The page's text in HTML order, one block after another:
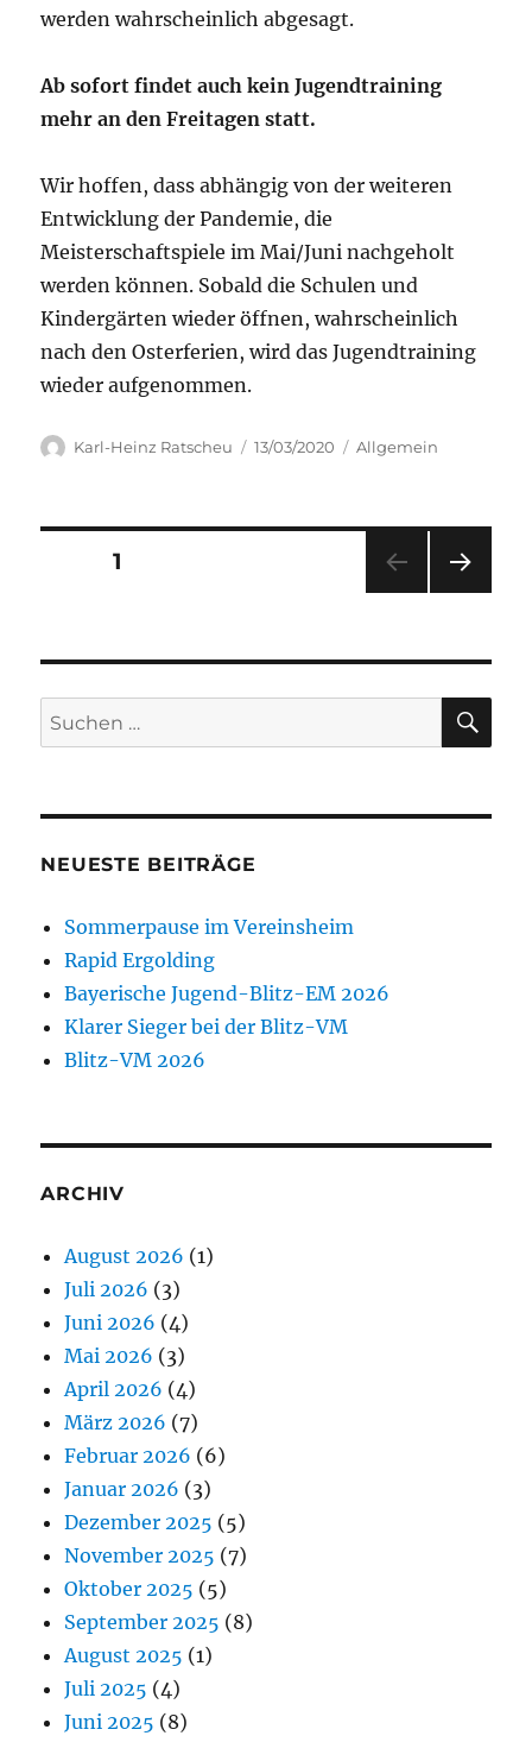
werden wahrscheinlich abgesagt.
Ab sofort findet auch kein Jugendtraining
mehr an den Freitagen statt.
Wir hoffen, dass abhängig von der weiteren
Entwicklung der Pandemie, die
Meisterschaftspiele im Mai/Juni nachgeholt
werden können. Sobald die Schulen und
Kindergärten wieder öffnen, wahrscheinlich
nach den Osterferien, wird das Jugendtraining
wieder aufgenommen.
Autor
Karl-Heinz Ratscheu
Veröffentlicht
13/03/2020 Kategorien
Allgemein
Seitennummerierung
Beiträge
SEITE1
E
Suchen
nach:
NEUESTE BEITRÄGE
Sommerpause im Vereinsheim
Rapid Ergolding
Bayerische Jugend-Blitz-EM 2026
Klarer Sieger bei der Blitz-VM
Blitz-VM 2026
ARCHIV
August 2026 (1)
Juli 2026 (3)
Juni 2026 (4)
Mai 2026 (3)
April 2026 (4)
März 2026 (7)
Februar 2026 (6)
Januar 2026 (3)
Dezember 2025 (5)
November 2025 (7)
Oktober 2025 (5)
September 2025 (8)
August 2025 (1)
Juli 2025 (4)
Juni 2025 (8)